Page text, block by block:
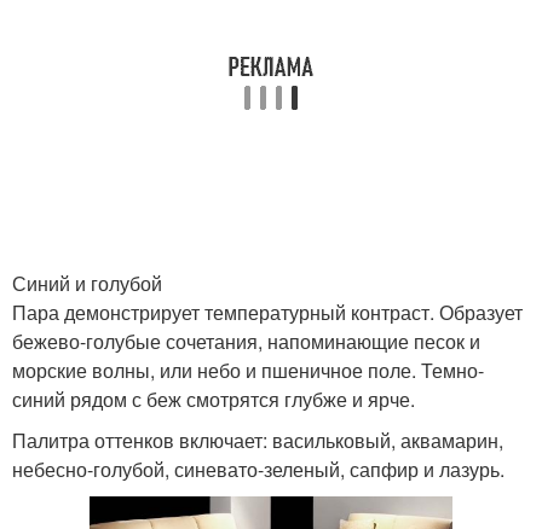
Синий и голубой
Пара демонстрирует температурный контраст. Образует
бежево-голубые сочетания, напоминающие песок и
морские волны, или небо и пшеничное поле. Темно-
синий рядом с беж смотрятся глубже и ярче.
Палитра оттенков включает: васильковый, аквамарин,
небесно-голубой, синевато-зеленый, сапфир и лазурь.